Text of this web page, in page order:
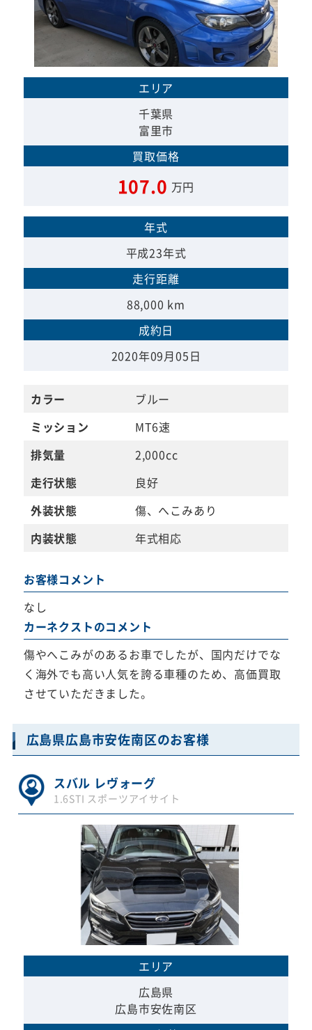
エリア
千葉県
富里市
買取価格
107.0 万円
年式
平成23年式
走行距離
88,000 km
成約日
2020年09月05日
カラー
ブルー
ミッション
MT6速
排気量
2,000cc
走行状態
良好
外装状態
傷、へこみあり
内装状態
年式相応
お客様コメント
なし
カーネクストのコメント
傷やへこみがのあるお車でしたが、国内だけでな
く海外でも高い人気を誇る車種のため、高価買取
させていただきました。
広島県広島市安佐南区のお客様
スバル レヴォーグ
1.6STI スポーツアイサイト
エリア
広島県
広島市安佐南区